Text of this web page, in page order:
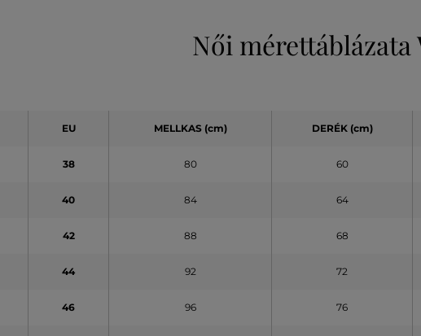
Női
EU MELLKAS (cm) DERÉK (cm)
38 80 60
40 84 64
42 88 68
44 92 72
46 96 76